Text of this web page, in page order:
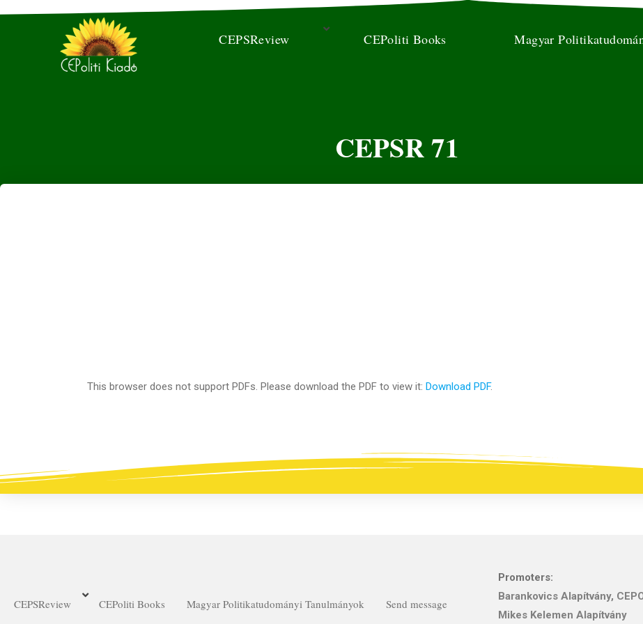
CEPSReview CEPoliti Books Magyar
CEPSR 71
This browser does not support PDFs. Please download the PDF to view it: Download PDF.
CEPSReview CEPoliti Books Magyar Politikatudományi Tanulmányok Send message
Promoters:
Barankovics Alapítvány,
Mikes Kelemen Alapítvány